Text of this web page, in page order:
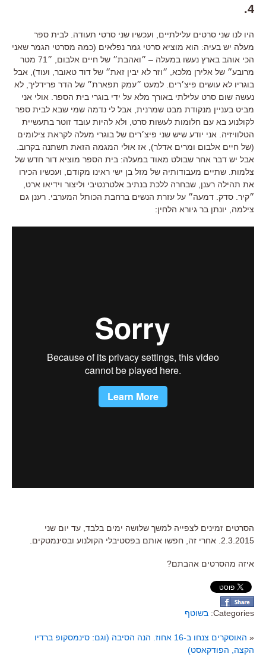
4.
היו לנו שני סרטים עלילתיים, ועכשיו שני סרטי תעודה. לבית ספר
מעלה יש בעיה: הוא מוציא סרטי גמר נפלאים (כמה מסרטי הגמר שאני
הכי אוהב בארץ נעשו במעלה – ״ואהבת״ של חיים אלבום, ״71 מטר
מרובע״ של אלירן מלכא, ״וזר לא יבין זאת״ של דוד טאובר, ועוד), אבל
בוגריו לא עושים פיצ׳רים. למעט ״עמק תפארת״ של הדר פרידליך, לא
נעשה שום סרט עלילתי באורך מלא על ידי בוגרי בית הספר. אולי אני
מביט בעניין מנקודת מבט שמרנית, אבל לי נדמה שמי שבא לבית ספר
לקולנוע בא עם חלומות לעשות סרט, ולא להיות עובד זוטר בתעשיית
הטלוויזיה. אני יודע שיש שני פיצ׳רים של בוגרי מעלה לקראת צילומים
(של חיים אלבום ומרים אדלר), אז אולי המגמה הזאת תשתנה בקרוב.
אבל יש דבר אחר שבולט מאוד במעלה: בית הספר מוציא דור חדש של
צלמות. שתיים מעבודותיה של מזל בן ישי ראינו מקודם, ועכשיו הכירו
את תהילה רענן, שבחרה ללכת בנתיב אלטרנטיבי וליצור וידיאו ארט,
״קיר. סדק. דמעה״ על עזרת הנשים ברחבת הכותל המערבי. רענן גם
צילמה, יונתן בר גיורא הלחין:
הסרטים זמינים לצפייה למשך שלושה ימים בלבד, עד יום שני
2.3.2015. אחרי זה, חפשו אותם בפסטיבלי הקולנוע ובסינמטקים.
איזה מהסרטים אהבתם?
Categories: בשוטף
«
האוסקרים צנחו ב-16 אחוז. הנה הסיבה (וגם: סינמסקופ ברדיו
הקצה, הפודקאסט)